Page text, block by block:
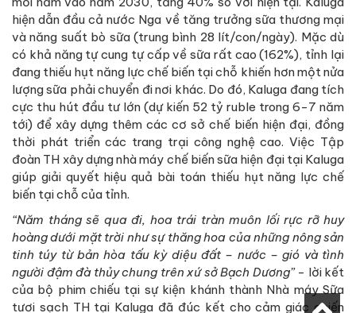
hiện dẫn đầu cả nước Nga về tăng trưởng sữa thương mại
và năng suất bò sữa (trung bình 28 lít/con/ngày). Mặc dù
có khả năng tự cung tự cấp về sữa rất cao (162%), tỉnh lại
đang thiếu hụt năng lực chế biến tại chỗ khiến hơn một nửa
lượng sữa phải chuyển đi nơi khác. Do đó, Kaluga đang tích
cực thu hút đầu tư lớn (dự kiến 52 tỷ ruble trong 6-7 năm
tới) để xây dựng thêm các cơ sở chế biến hiện đại, đồng
thời phát triển các trang trại công nghệ cao. Việc Tập
đoàn TH xây dựng nhà máy chế biến sữa hiện đại tại Kaluga
giúp giải quyết hiệu quả bài toán thiếu hụt năng lực chế
biến tại chỗ của tỉnh.
“Năm tháng sẽ qua đi, hoa trái tràn muôn lối rực rỡ huy
hoàng dưới mặt trời như sự thăng hoa của những nông sản
tinh túy từ bản hòa tấu kỳ diệu đất – nước – gió và tình
người đậm đà thủy chung trên xứ sở Bạch Dương”- lời kết
của bộ phim chiếu tại sự kiện khánh thành Nhà máy Sữa
tươi sạch TH tại Kaluga đã đúc kết cho cảm giác chiến